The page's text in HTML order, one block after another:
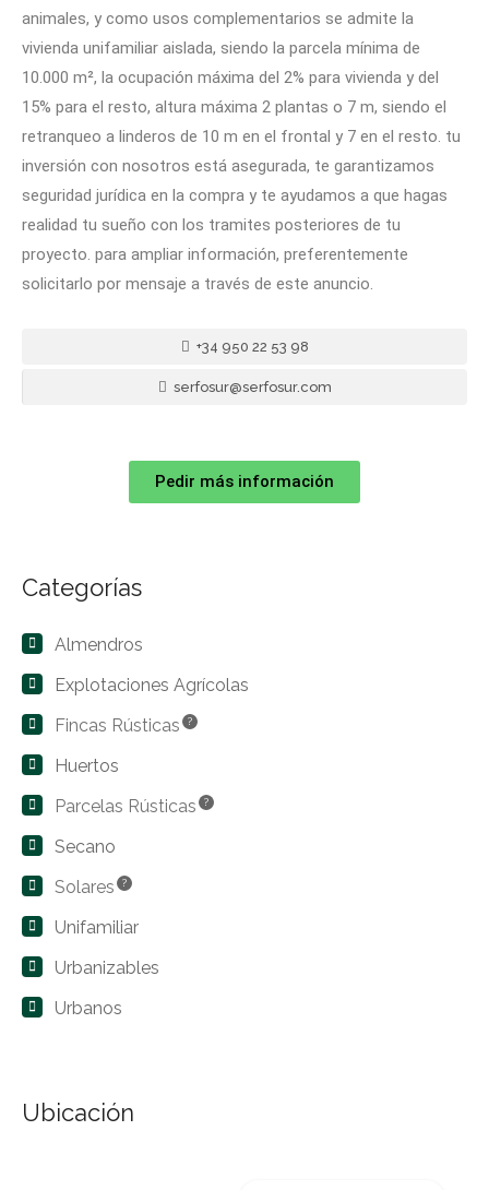
animales, y como usos complementarios se admite la
vivienda unifamiliar aislada, siendo la parcela mínima de
10.000 m², la ocupación máxima del 2% para vivienda y del
15% para el resto, altura máxima 2 plantas o 7 m, siendo el
retranqueo a linderos de 10 m en el frontal y 7 en el resto. tu
inversión con nosotros está asegurada, te garantizamos
seguridad jurídica en la compra y te ayudamos a que hagas
realidad tu sueño con los tramites posteriores de tu
proyecto. para ampliar información, preferentemente
solicitarlo por mensaje a través de este anuncio.
+34 950 22 53 98
serfosur@serfosur.com
Pedir más información
Categorías
Almendros
Explotaciones Agrícolas
Fincas Rústicas
?
Huertos
Parcelas Rústicas
?
Secano
Solares
?
Unifamiliar
Urbanizables
Urbanos
Ubicación